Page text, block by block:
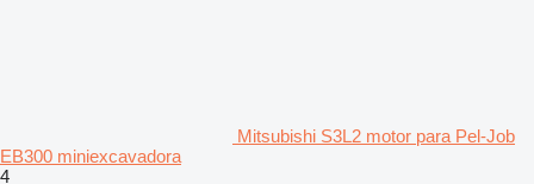
Mitsubishi S3L2 motor para Pel-Job
EB300 miniexcavadora
4